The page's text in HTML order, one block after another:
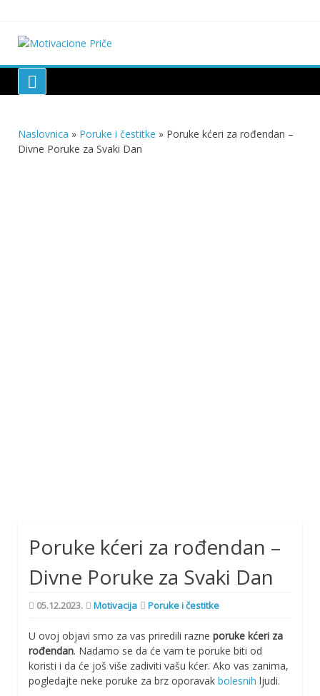
content
Motivacione Priče
Naslovnica » Poruke i čestitke » Poruke kćeri za rođendan –
Divne Poruke za Svaki Dan
Poruke kćeri za rođendan –
Divne Poruke za Svaki Dan
05.12.2023. Motivacija Poruke i čestitke
U ovoj objavi smo za vas priredili razne poruke kćeri za
rođendan. Nadamo se da će vam te poruke biti od
koristi i da će još više zadiviti vašu kćer. Ako vas zanima,
pogledajte neke poruke za brz oporavak bolesnih ljudi.